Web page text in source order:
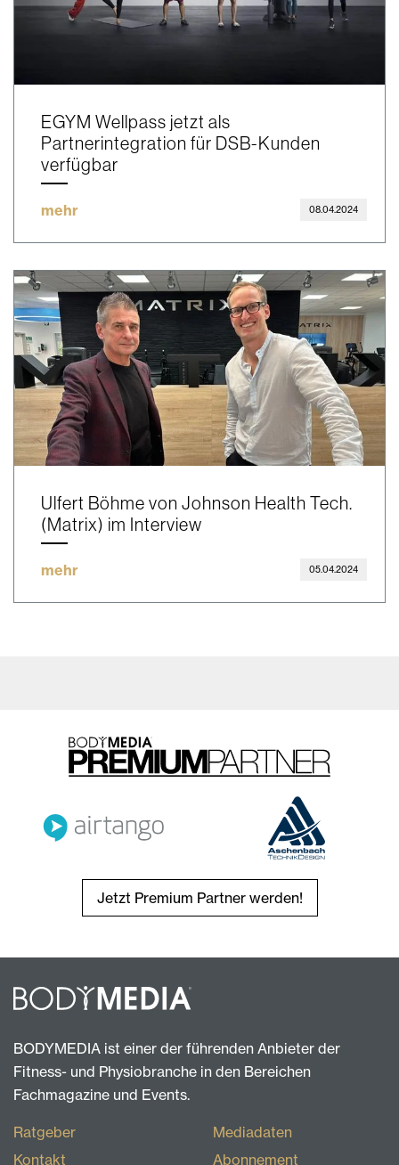
EGYM Wellpass jetzt als
Partnerintegration für DSB-Kunden
verfügbar
mehr 08.04.2024
Ulfert Böhme von Johnson Health Tech.
(Matrix) im Interview
mehr 05.04.2024
Jetzt Premium Partner werden!
BODYMEDIA ist einer der führenden Anbieter der
Fitness- und Physiobranche in den Bereichen
Fachmagazine und Events.
Ratgeber
Kontakt
Mediadaten
Abonnement